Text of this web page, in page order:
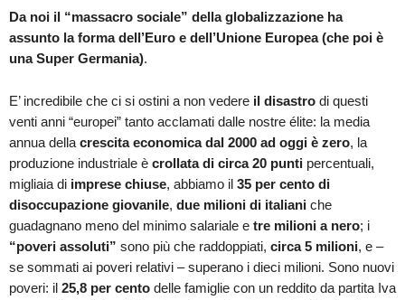
Da noi il “massacro sociale” della globalizzazione ha
assunto la forma dell’Euro e dell’Unione Europea (che poi è
una Super Germania).
E’ incredibile che ci si ostini a non vedere il disastro di questi
venti anni “europei” tanto acclamati dalle nostre élite: la media
annua della crescita economica dal 2000 ad oggi è zero, la
produzione industriale è crollata di circa 20 punti percentuali,
migliaia di imprese chiuse, abbiamo il 35 per cento di
disoccupazione giovanile, due milioni di italiani che
guadagnano meno del minimo salariale e tre milioni a nero; i
“poveri assoluti” sono più che raddoppiati, circa 5 milioni, e –
se sommati ai poveri relativi – superano i dieci milioni. Sono nuovi
poveri: il 25,8 per cento delle famiglie con un reddito da partita Iva